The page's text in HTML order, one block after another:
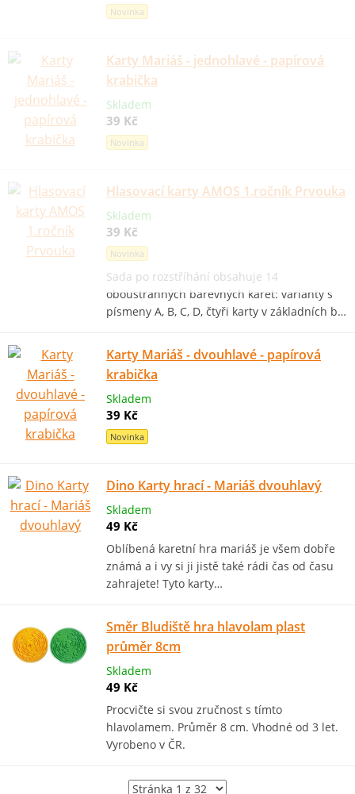
Novinka
Karty Mariáš - jednohlavé - papírová
krabička
Skladem
39 Kč
Novinka
Hlasovací karty AMOS 1.ročník Prvouka
Skladem
39 Kč
Novinka
Sada po rozstříhání obsahuje 14
oboustranných barevných karet: varianty s
písmeny A, B, C, D, čtyři karty v základních b…
Karty Mariáš - dvouhlavé - papírová
krabička
Skladem
39 Kč
Novinka
Dino Karty hrací - Mariáš dvouhlavý
Skladem
49 Kč
Oblíbená karetní hra mariáš je všem dobře
známá a i vy si ji jistě také rádi čas od času
zahrajete! Tyto karty…
Směr Bludiště hra hlavolam plast
průměr 8cm
Skladem
49 Kč
Procvičte si svou zručnost s tímto
hlavolamem. Průměr 8 cm. Vhodné od 3 let.
Vyrobeno v ČR.